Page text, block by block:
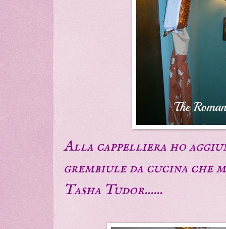
Alla cappelliera ho
grembiule da cucina
Tasha Tudor......